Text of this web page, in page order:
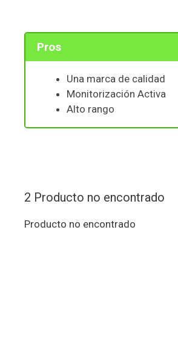
Pros
Una marca de calidad
Monitorización Activa
Alto rango
2 Producto no encontrado
Producto no encontrado